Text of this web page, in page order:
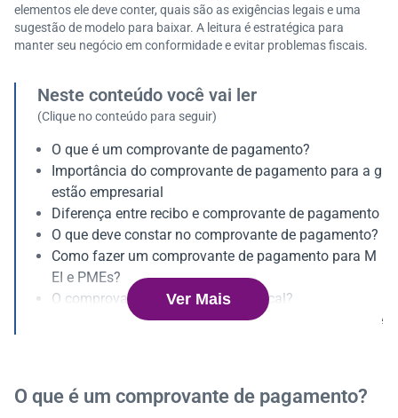
elementos ele deve conter, quais são as exigências legais e uma
sugestão de modelo para baixar. A leitura é estratégica para
manter seu negócio em conformidade e evitar problemas fiscais.
Neste conteúdo você vai ler
(Clique no conteúdo para seguir)
O que é um comprovante de pagamento?
Importância do comprovante de pagamento para a g
estão empresarial
Diferença entre recibo e comprovante de pagamento
O que deve constar no comprovante de pagamento?
Como fazer um comprovante de pagamento para M
EI e PMEs?
O comprovante substitui a nota fiscal?
É obrigatório incluir forma de pagamento no docume
Ver Mais
O que é um comprovante de pagamento?